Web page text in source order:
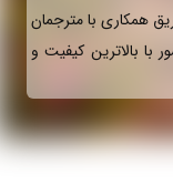
همکاری با مترجمان
با بالاترین کیفیت و